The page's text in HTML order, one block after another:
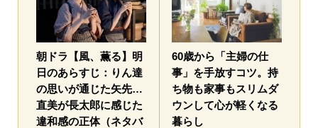
朝ドラ【風、薫る】明
日のあらすじ：​りん達
の思いが通じた矢先…
直美が長太郎に感じた
違和感の正体（ネタバ
60歳から「主婦の仕
事」を手放すコツ。持
ち物も家事もスリムダ
ウンして心が軽くなる
暮らし